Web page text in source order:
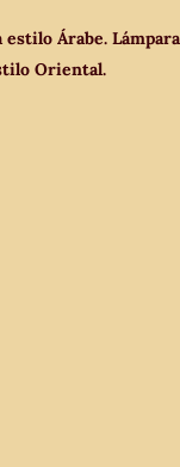
Árabe.
Oriental.